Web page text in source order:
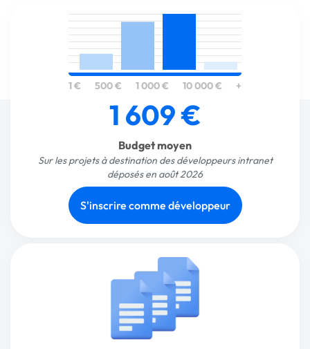
1 € 500 € 1 000 € 10 000 € +
1 609 €
Budget moyen
Sur les projets à destination des développeurs intranet
déposés en août 2026
S'inscrire comme développeur